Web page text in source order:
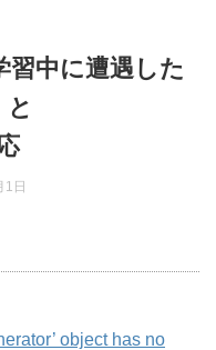
中に遭遇した
1日
object has no